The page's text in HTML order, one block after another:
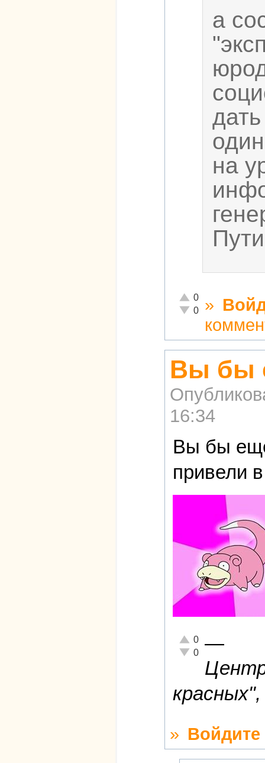
а
на
Отлично!
0
Неадекватно!
0 »
Вы бы
16:34
Вы бы
привели
Отлично!
0
Неадекватно!
0 —
» Войдите